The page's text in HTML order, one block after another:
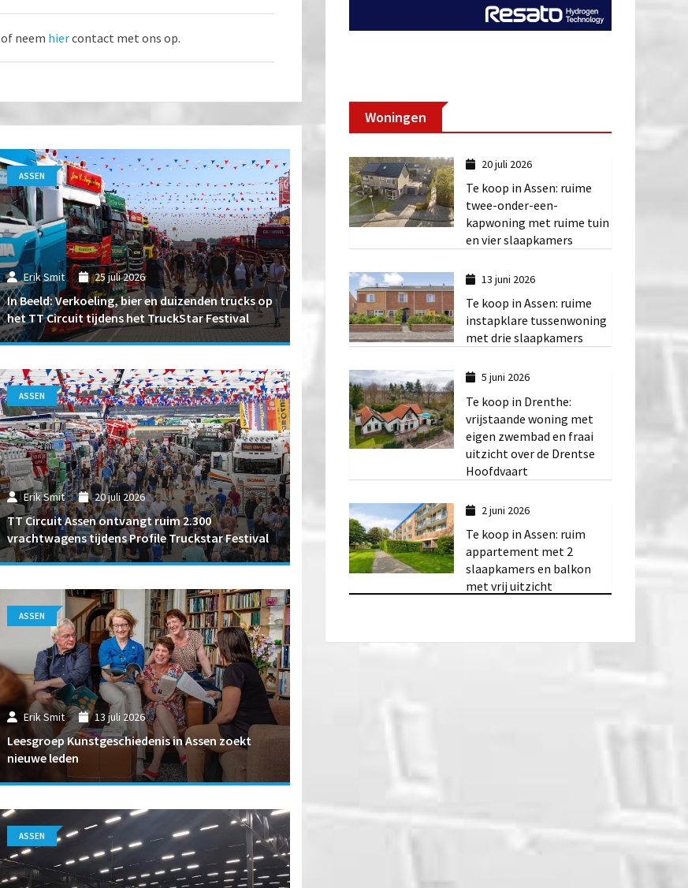
of neem hiercontact met ons op.
Erik Smit 25 juli 2026
In Beeld: Verkoeling, bier en duizenden trucks op
het TT Circuit tijdens het TruckStar Festival
ASSEN
Erik Smit 20 juli 2026
TT Circuit Assen ontvangt ruim 2.300
vrachtwagens tijdens Profile Truckstar Festival
ASSEN
Erik Smit 13 juli 2026
Leesgroep Kunstgeschiedenis in Assen zoekt
nieuwe leden
ASSEN
ASSEN
Woningen
20 juli 2026
Te koop in Assen: ruime
twee-onder-een-
kapwoning met ruime tuin
en vier slaapkamers
13 juni 2026
Te koop in Assen: ruime
instapklare tussenwoning
met drie slaapkamers
5 juni 2026
Te koop in Drenthe:
vrijstaande woning met
eigen zwembad en fraai
uitzicht over de Drentse
Hoofdvaart
2 juni 2026
Te koop in Assen: ruim
appartement met 2
slaapkamers en balkon
met vrij uitzicht